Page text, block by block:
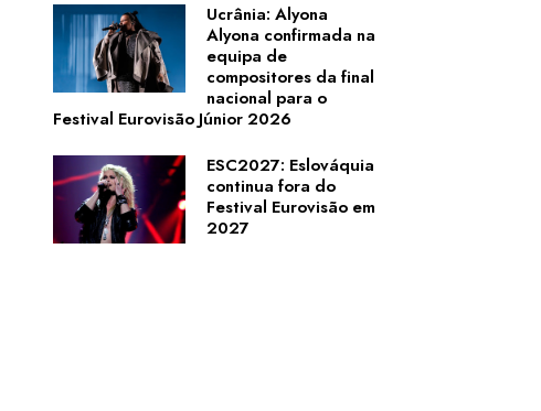
Ucrânia: Alyona
Alyona confirmada na
equipa de
compositores da final
nacional para o
Festival Eurovisão Júnior 2026
ESC2027: Eslováquia
continua fora do
Festival Eurovisão em
2027